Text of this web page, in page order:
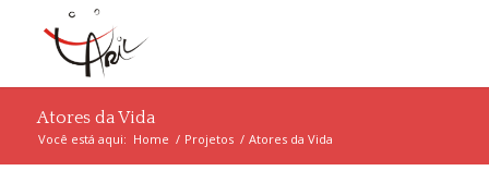
Atores da Vida
Você está aqui: Home / Projetos / Atores da Vida